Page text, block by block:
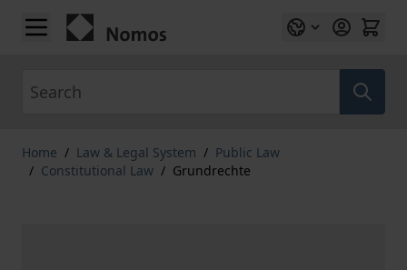
Skip to Content
Home / Law & Legal System / Public Law
/ Constitutional Law / Grundrechte